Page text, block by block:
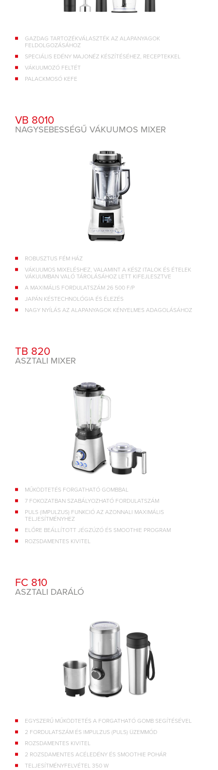
GAZDAG TARTOZÉKVÁLASZTÉK AZ ALAPANYAGOK
FELDOLGOZÁSÁHOZ
SPECIÁLIS EDÉNY MAJONÉZ KÉSZÍTÉSÉHEZ, RECEPTEKKEL
VÁKUUMOZÓ FELTÉT
PALACKMOSÓ KEFE
VB 8010
NAGYSEBESSÉGŰ VÁKUUMOS MIXER
ROBUSZTUS FÉM HÁZ
VÁKUUMOS MIXELÉSHEZ, VALAMINT A KÉSZ ITALOK ÉS ÉTELEK
VÁKUUMBAN VALÓ TÁROLÁSÁHOZ LETT KIFEJLESZTVE
A MAXIMÁLIS FORDULATSZÁM 26 500 F/P
JAPÁN KÉSTECHNOLÓGIA ÉS ÉLEZÉS
NAGY NYÍLÁS AZ ALAPANYAGOK KÉNYELMES ADAGOLÁSÁHOZ
TB 820
ASZTALI MIXER
MŰKÖDTETÉS FORGATHATÓ GOMBBAL
7 FOKOZATBAN SZABÁLYOZHATÓ FORDULATSZÁM
PULS (IMPULZUS) FUNKCIÓ AZ AZONNALI MAXIMÁLIS
TELJESÍTMÉNYHEZ
ELŐRE BEÁLLÍTOTT JÉGZÚZÓ ÉS SMOOTHIE PROGRAM
ROZSDAMENTES KIVITEL
FC 810
ASZTALI DARÁLÓ
EGYSZERŰ MŰKÖDTETÉS A FORGATHATÓ GOMB SEGÍTÉSÉVEL
2 FORDULATSZÁM ÉS IMPULZUS (PULS) ÜZEMMÓD
ROZSDAMENTES KIVITEL
2 ROZSDAMENTES ACÉLEDÉNY ÉS SMOOTHIE POHÁR
TELJESÍTMÉNYFELVÉTEL 350 W